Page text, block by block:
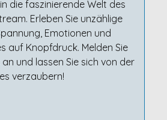
die faszinierende Welt des
Erleben Sie unzählige
Emotionen und
auf Knopfdruck. Melden Sie
und lassen Sie sich von der
verzaubern!